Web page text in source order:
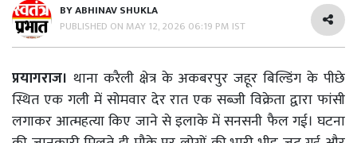
BYABHINAV SHUKLA
PUBLISHED ON MAY 12, 2026 06:19 PM IST
प्रयागराज। थाना करैली क्षेत्र के अकबरपुर जहूर बिल्डिंग के पीछे
स्थित एक गली में सोमवार देर रात एक सब्जी विक्रेता द्वारा फांसी
लगाकर आत्महत्या किए जाने से इलाके में सनसनी फैल गई। घटना